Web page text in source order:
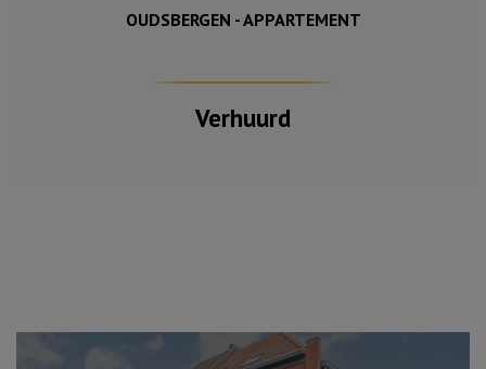
OUDSBERGEN - APPARTEMENT
Verhuurd